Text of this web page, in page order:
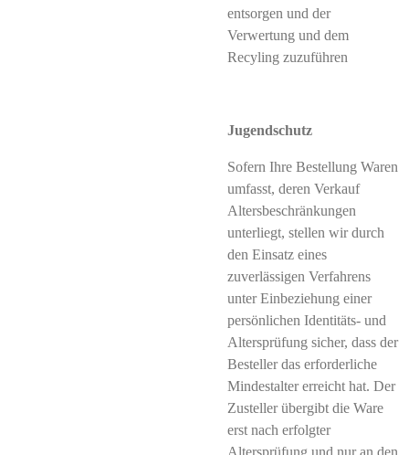
entsorgen und der
Verwertung und dem
Recyling zuzuführen
Jugendschutz
Sofern Ihre Bestellung Waren
umfasst, deren Verkauf
Altersbeschränkungen
unterliegt, stellen wir durch
den Einsatz eines
zuverlässigen Verfahrens
unter Einbeziehung einer
persönlichen Identitäts- und
Altersprüfung sicher, dass der
Besteller das erforderliche
Mindestalter erreicht hat. Der
Zusteller übergibt die Ware
erst nach erfolgter
Altersprüfung und nur an den